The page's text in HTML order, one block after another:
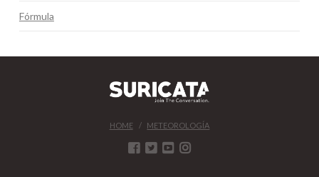
Fórmula
HOME METEOROLOGÍA